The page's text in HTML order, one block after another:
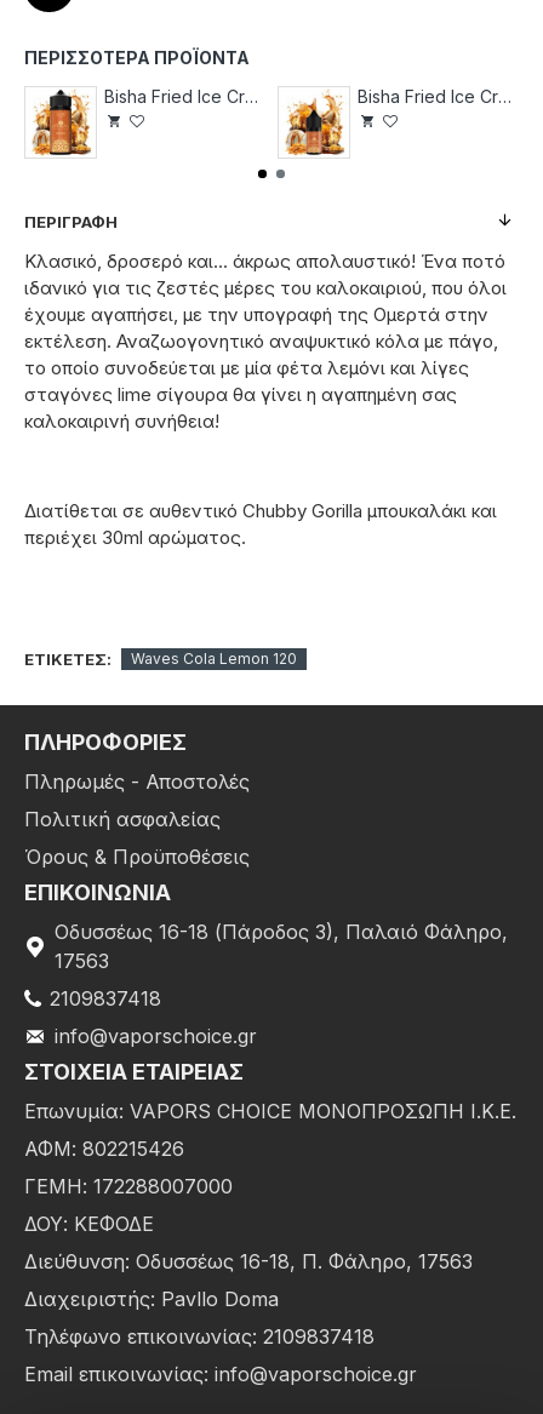
ΠΕΡΙΣΣΌΤΕΡΑ ΠΡΟΪΌΝΤΑ
Bisha Fried Ice Cream 120
Bisha Fried Ice Cream 30
ΠΕΡΙΓΡΑΦΉ
Κλασικό, δροσερό και... άκρως απολαυστικό! Ένα ποτό
ιδανικό για τις ζεστές μέρες του καλοκαιριού, που όλοι
έχουμε αγαπήσει, με την υπογραφή της Ομερτά στην
εκτέλεση. Αναζωογονητικό αναψυκτικό κόλα με πάγο,
το οποίο συνοδεύεται με μία φέτα λεμόνι και λίγες
σταγόνες lime σίγουρα θα γίνει η αγαπημένη σας
καλοκαιρινή συνήθεια!
Διατίθεται σε αυθεντικό Chubby Gorilla μπουκαλάκι και
περιέχει 30ml αρώματος.
ΕΤΙΚΈΤΕΣ: Waves Cola Lemon 120
ΠΛΗΡΟΦΟΡΙΕΣ
Πληρωμές - Αποστολές
Πολιτική ασφαλείας
Όρους & Προϋποθέσεις
ΕΠΙΚΟΙΝΩΝΙΑ
Οδυσσέως 16-18 (Πάροδος 3), Παλαιό Φάληρο,
17563
2109837418
info@vaporschoice.gr
ΣΤΟΙΧΕΊΑ ΕΤΑΙΡΕΊΑΣ
Επωνυμία: VAPORS CHOICE ΜΟΝΟΠΡΟΣΩΠΗ Ι.Κ.Ε.
ΑΦΜ: 802215426
ΓΕΜΗ: 172288007000
ΔΟΥ: ΚΕΦΟΔΕ
Διεύθυνση: Οδυσσέως 16-18, Π. Φάληρο, 17563
Διαχειριστής: Pavllo Doma
Τηλέφωνο επικοινωνίας: 2109837418
Email επικοινωνίας: info@vaporschoice.gr